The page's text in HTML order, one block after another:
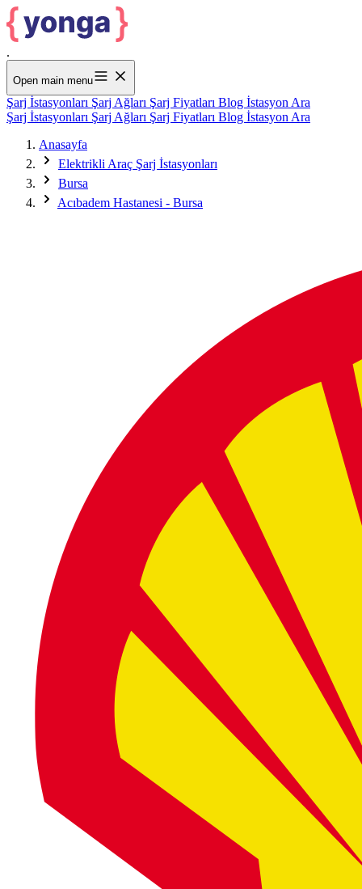
.
Open main menu
Şarj İstasyonları Şarj Ağları Şarj Fiyatları Blog İstasyon Ara
Şarj İstasyonları Şarj Ağları Şarj Fiyatları Blog İstasyon Ara
Anasayfa
Elektrikli Araç Şarj İstasyonları
Bursa
Acıbadem Hastanesi - Bursa